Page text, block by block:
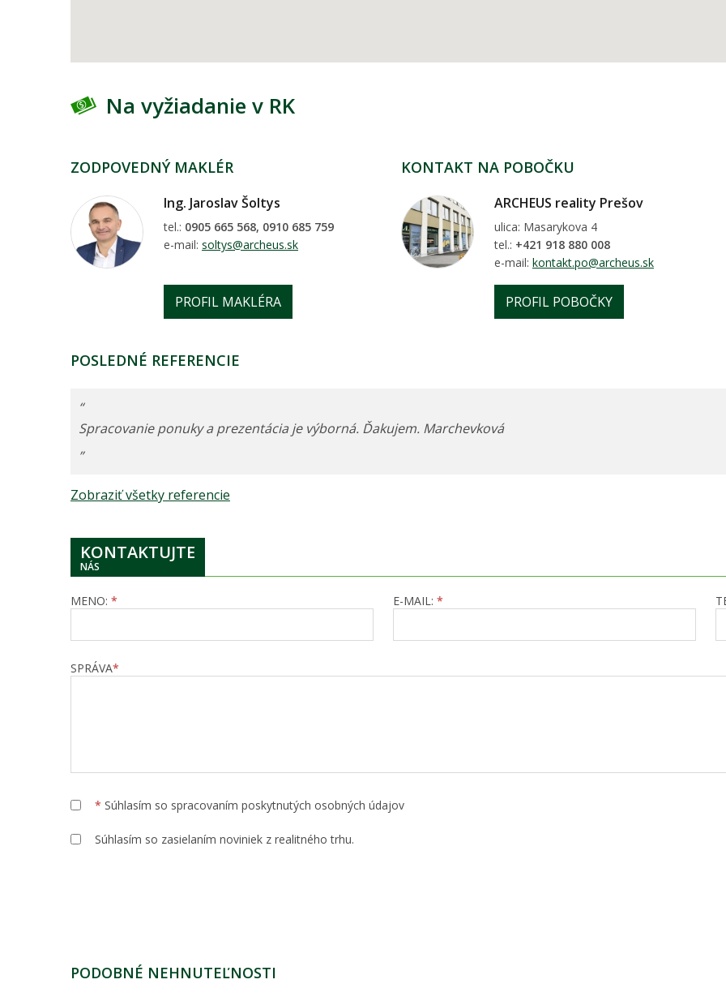
Na vyžiadanie v RK
ZODPOVEDNÝ MAKLÉR
Ing. Jaroslav Šoltys
tel.: 0905 665 568, 0910 685 759
e-mail: soltys@archeus.sk
PROFIL MAKLÉRA
KONTAKT NA POBOČKU
ARCHEUS reality Prešov
ulica: Masarykova 4
tel.: +421 918 880 008
e-mail: kontakt.po@archeus.sk
PROFIL POBOČKY
POSLEDNÉ REFERENCIE
“
Spracovanie ponuky a prezentácia je výborná. Ďakujem. Marchevková
”
Zobraziť všetky referencie
KONTAKTUJTE
NÁS
MENO: * E-MAIL: *
SPRÁVA*
* Súhlasím so spracovaním poskytnutých osobných údajov
Súhlasím so zasielaním noviniek z realitného trhu.
PODOBNÉ NEHNUTEĽNOSTI